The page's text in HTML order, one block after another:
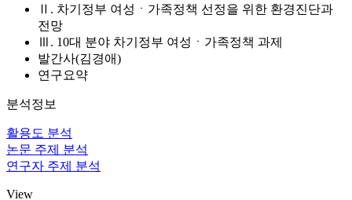
Ⅱ. 차기정부 여성ㆍ가족정책 선정을 위한 환경진단과
전망
Ⅲ. 10대 분야 차기정부 여성ㆍ가족정책 과제
발간사(김경애)
연구요약
분석정보
활용도 분석
논문 주제 분석
연구자 주제 분석
View